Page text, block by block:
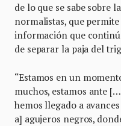
de lo que se sabe sobre
normalistas, que
información que
de separar la paja del
“Estamos en un
muchos, estamos ante
hemos llegado a
a] agujeros negros,